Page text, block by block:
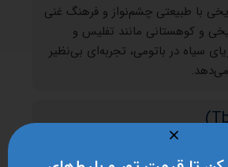
با طبیعتی چشم‌نواز و فرهنگ غنی
و کوهستانی مانند تفلیس و
سیاه در باتومی، تجربه‌ای بی‌نظیر
می‌دهد.